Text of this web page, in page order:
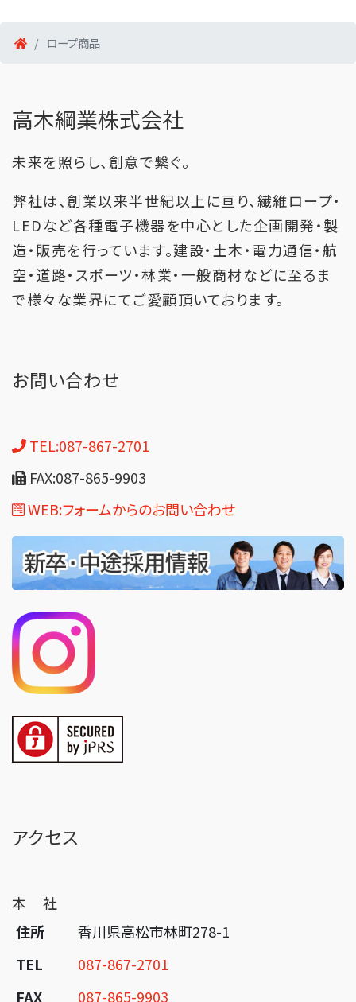
ロープ商品
高木綱業株式会社
未来を照らし、創意で繋ぐ。
弊社は、創業以来半世紀以上に亘り、繊維ロープ・
LEDなど各種電子機器を中心とした企画開発・製
造・販売を行っています。建設・土木・電力通信・航
空・道路・スポーツ・林業・一般商材などに至るま
で様々な業界にてご愛顧頂いております。
お問い合わせ
TEL:087-867-2701
FAX:087-865-9903
WEB:フォームからのお問い合わせ
アクセス
本 社
住所
香川県高松市林町278-1
TEL
087-867-2701
FAX
087-865-9903